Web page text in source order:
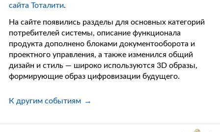
сайта Тоталити.
На сайте появились разделы для основных категорий
потребителей системы, описание функционала
продукта дополнено блоками документооборота и
проектного управления, а также изменился общий
дизайн и стиль — широко используются 3D образы,
формирующие образ цифровизации будущего.
К другим событиям